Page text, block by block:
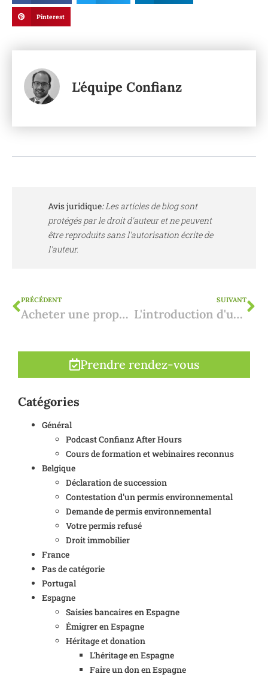
Pinterest
L'équipe Confianz
Avis juridique:Les articles de blog sont
protégés par le droit d'auteur et ne peuvent
être reproduits sans l'autorisation écrite de
l'auteur.
PRÉCÉDENT
Acheter une propriété de luxe en Espagne ? Pourquoi l'expertise en ingénierie structurelle est essentielle dans le cadre de votre due diligence
SUIVANT
L'introduction d'une objection à un permis environnemental est-elle judicieuse ? 4 raisons stratégiques
Prendre rendez-vous
Catégories
Général
Podcast Confianz After Hours
Cours de formation et webinaires reconnus
Belgique
Déclaration de succession
Contestation d'un permis environnemental
Demande de permis environnemental
Votre permis refusé
Droit immobilier
France
Pas de catégorie
Portugal
Espagne
Saisies bancaires en Espagne
Émigrer en Espagne
Héritage et donation
L'héritage en Espagne
Faire un don en Espagne